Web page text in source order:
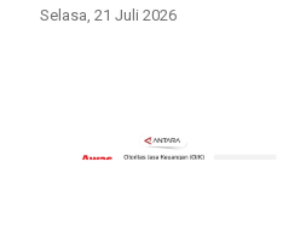
Selasa, 21 Juli 2026